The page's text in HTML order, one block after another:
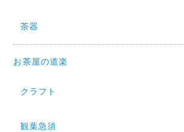
茶器
お茶屋の道楽
クラフト
観葉急須